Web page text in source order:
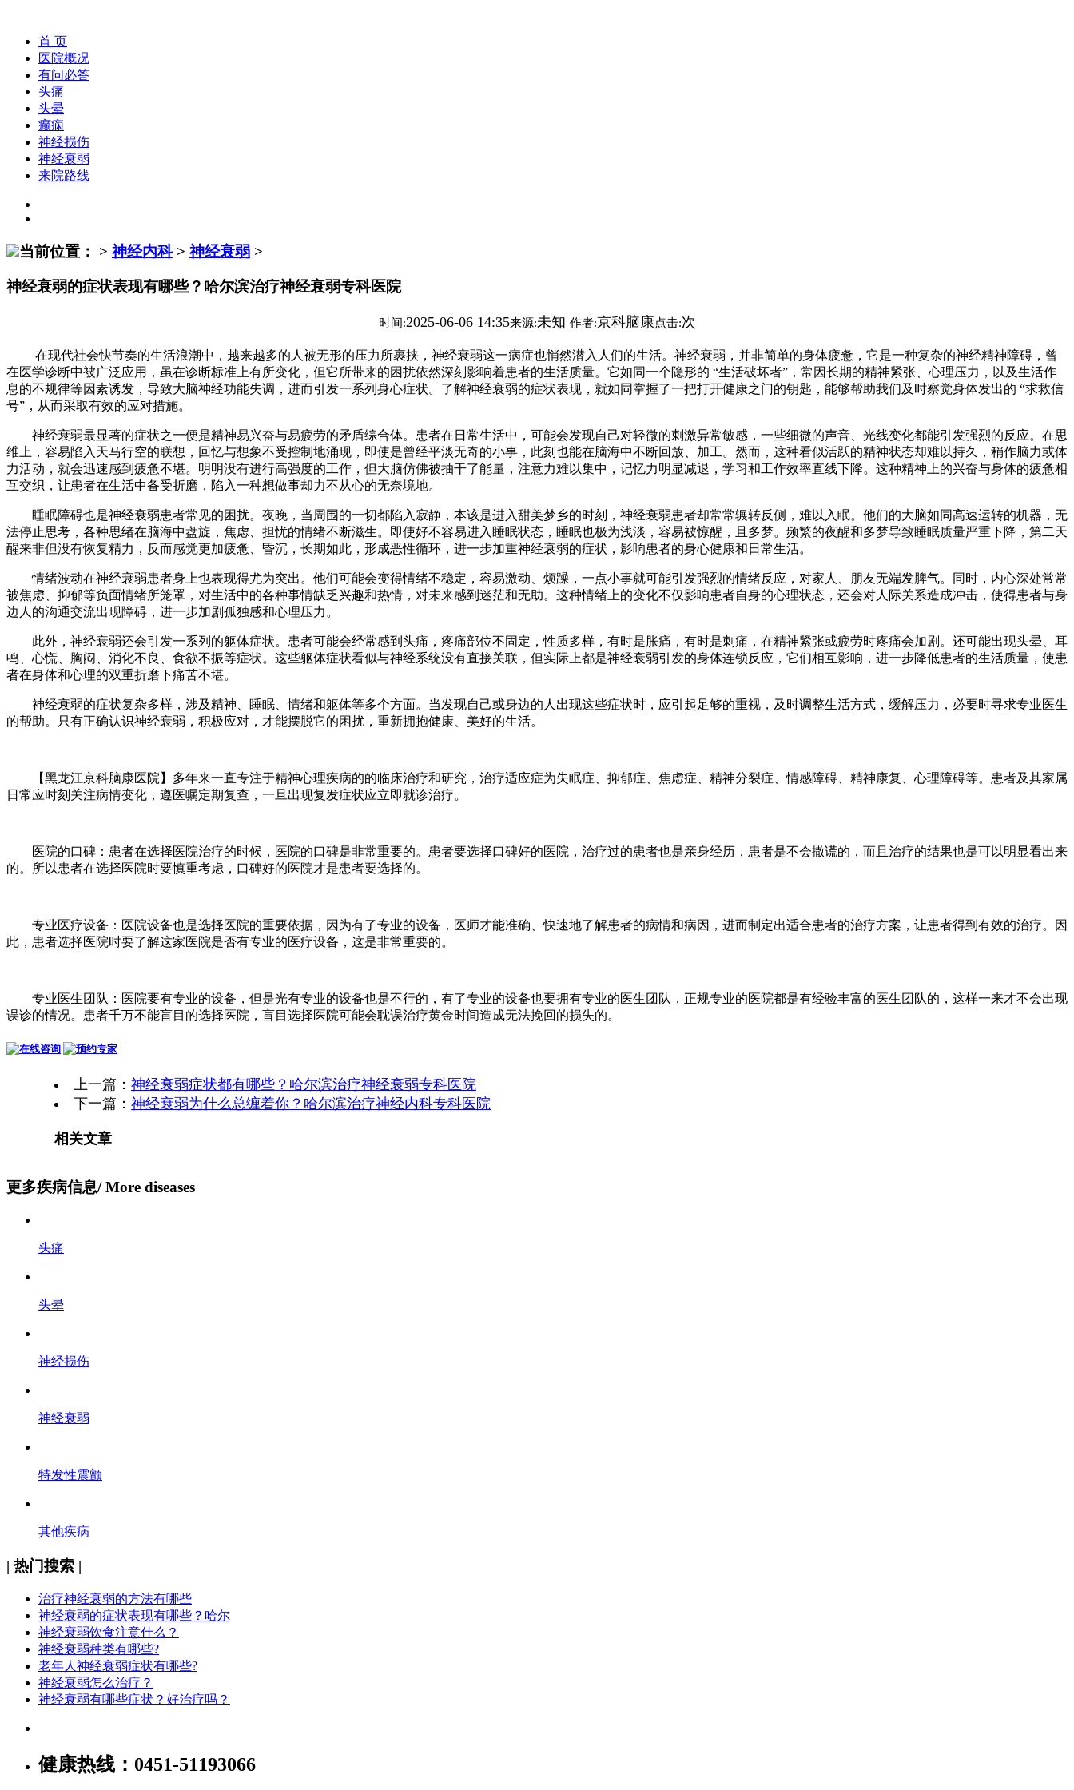
首 页
医院概况
有问必答
头痛
头晕
癫痫
神经损伤
神经衰弱
来院路线
当前位置： >神经内科>神经衰弱 >
神经衰弱的症状表现有哪些？哈尔滨治疗神经衰弱专科医院
时间:2025-06-06 14:35来源:未知 作者:京科脑康点击:次
在现代社会快节奏的生活浪潮中，越来越多的人被无形的压力所裹挟，神经衰弱这一病症也悄然潜入人们的生活。神经衰弱，并非简单的身体疲惫，它是一种复杂的神经精神障碍，曾
在医学诊断中被广泛应用，虽在诊断标准上有所变化，但它所带来的困扰依然深刻影响着患者的生活质量。它如同一个隐形的 “生活破坏者”，常因长期的精神紧张、心理压力，以及生活作
息的不规律等因素诱发，导致大脑神经功能失调，进而引发一系列身心症状。了解神经衰弱的症状表现，就如同掌握了一把打开健康之门的钥匙，能够帮助我们及时察觉身体发出的 “求救信
号”，从而采取有效的应对措施。​
神经衰弱最显著的症状之一便是精神易兴奋与易疲劳的矛盾综合体。患者在日常生活中，可能会发现自己对轻微的刺激异常敏感，一些细微的声音、光线变化都能引发强烈的反应。在思
维上，容易陷入天马行空的联想，回忆与想象不受控制地涌现，即使是曾经平淡无奇的小事，此刻也能在脑海中不断回放、加工。然而，这种看似活跃的精神状态却难以持久，稍作脑力或体
力活动，就会迅速感到疲惫不堪。明明没有进行高强度的工作，但大脑仿佛被抽干了能量，注意力难以集中，记忆力明显减退，学习和工作效率直线下降。这种精神上的兴奋与身体的疲惫相
互交织，让患者在生活中备受折磨，陷入一种想做事却力不从心的无奈境地。​
睡眠障碍也是神经衰弱患者常见的困扰。夜晚，当周围的一切都陷入寂静，本该是进入甜美梦乡的时刻，神经衰弱患者却常常辗转反侧，难以入眠。他们的大脑如同高速运转的机器，无
法停止思考，各种思绪在脑海中盘旋，焦虑、担忧的情绪不断滋生。即使好不容易进入睡眠状态，睡眠也极为浅淡，容易被惊醒，且多梦。频繁的夜醒和多梦导致睡眠质量严重下降，第二天
醒来非但没有恢复精力，反而感觉更加疲惫、昏沉，长期如此，形成恶性循环，进一步加重神经衰弱的症状，影响患者的身心健康和日常生活。​
情绪波动在神经衰弱患者身上也表现得尤为突出。他们可能会变得情绪不稳定，容易激动、烦躁，一点小事就可能引发强烈的情绪反应，对家人、朋友无端发脾气。同时，内心深处常常
被焦虑、抑郁等负面情绪所笼罩，对生活中的各种事情缺乏兴趣和热情，对未来感到迷茫和无助。这种情绪上的变化不仅影响患者自身的心理状态，还会对人际关系造成冲击，使得患者与身
边人的沟通交流出现障碍，进一步加剧孤独感和心理压力。​
此外，神经衰弱还会引发一系列的躯体症状。患者可能会经常感到头痛，疼痛部位不固定，性质多样，有时是胀痛，有时是刺痛，在精神紧张或疲劳时疼痛会加剧。还可能出现头晕、耳
鸣、心慌、胸闷、消化不良、食欲不振等症状。这些躯体症状看似与神经系统没有直接关联，但实际上都是神经衰弱引发的身体连锁反应，它们相互影响，进一步降低患者的生活质量，使患
者在身体和心理的双重折磨下痛苦不堪。​
神经衰弱的症状复杂多样，涉及精神、睡眠、情绪和躯体等多个方面。当发现自己或身边的人出现这些症状时，应引起足够的重视，及时调整生活方式，缓解压力，必要时寻求专业医生
的帮助。只有正确认识神经衰弱，积极应对，才能摆脱它的困扰，重新拥抱健康、美好的生活。​
【黑龙江京科脑康医院】多年来一直专注于精神心理疾病的的临床治疗和研究，治疗适应症为失眠症、抑郁症、焦虑症、精神分裂症、情感障碍、精神康复、心理障碍等。患者及其家属
日常应时刻关注病情变化，遵医嘱定期复查，一旦出现复发症状应立即就诊治疗。
医院的口碑：患者在选择医院治疗的时候，医院的口碑是非常重要的。患者要选择口碑好的医院，治疗过的患者也是亲身经历，患者是不会撒谎的，而且治疗的结果也是可以明显看出来
的。所以患者在选择医院时要慎重考虑，口碑好的医院才是患者要选择的。
专业医疗设备：医院设备也是选择医院的重要依据，因为有了专业的设备，医师才能准确、快速地了解患者的病情和病因，进而制定出适合患者的治疗方案，让患者得到有效的治疗。因
此，患者选择医院时要了解这家医院是否有专业的医疗设备，这是非常重要的。
专业医生团队：医院要有专业的设备，但是光有专业的设备也是不行的，有了专业的设备也要拥有专业的医生团队，正规专业的医院都是有经验丰富的医生团队的，这样一来才不会出现
误诊的情况。患者千万不能盲目的选择医院，盲目选择医院可能会耽误治疗黄金时间造成无法挽回的损失的。
上一篇： 神经衰弱症状都有哪些？哈尔滨治疗神经衰弱专科医院
下一篇： 神经衰弱为什么总缠着你？哈尔滨治疗神经内科专科医院
相关文章
更多疾病信息/ More diseases
头痛
头晕
神经损伤
神经衰弱
特发性震颤
其他疾病
| 热门搜索 |
治疗神经衰弱的方法有哪些
神经衰弱的症状表现有哪些？哈尔
神经衰弱饮食注意什么？
神经衰弱种类有哪些?
老年人神经衰弱症状有哪些?
神经衰弱怎么治疗？
神经衰弱有哪些症状？好治疗吗？
健康热线： 0451-51193066